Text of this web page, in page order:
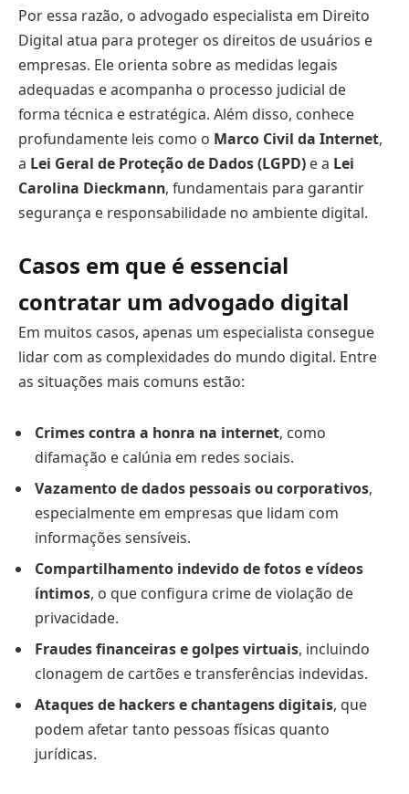
Por essa razão, o advogado especialista em Direito
Digital atua para proteger os direitos de usuários e
empresas. Ele orienta sobre as medidas legais
adequadas e acompanha o processo judicial de
forma técnica e estratégica. Além disso, conhece
profundamente leis como o Marco Civil da Internet,
a Lei Geral de Proteção de Dados (LGPD) e a Lei
Carolina Dieckmann, fundamentais para garantir
segurança e responsabilidade no ambiente digital.
Casos em que é essencial
contratar um advogado digital
Em muitos casos, apenas um especialista consegue
lidar com as complexidades do mundo digital. Entre
as situações mais comuns estão:
Crimes contra a honra na internet, como
difamação e calúnia em redes sociais.
Vazamento de dados pessoais ou corporativos,
especialmente em empresas que lidam com
informações sensíveis.
Compartilhamento indevido de fotos e vídeos
íntimos, o que configura crime de violação de
privacidade.
Fraudes financeiras e golpes virtuais, incluindo
clonagem de cartões e transferências indevidas.
Ataques de hackers e chantagens digitais, que
podem afetar tanto pessoas físicas quanto
jurídicas.